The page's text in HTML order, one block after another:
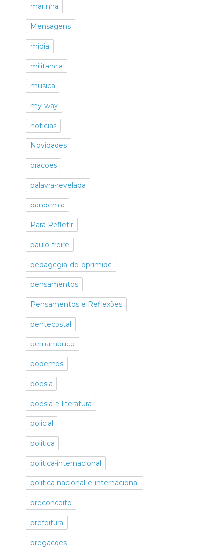
marinha
Mensagens
midia
militancia
musica
my-way
noticias
Novidades
oracoes
palavra-revelada
pandemia
Para Refletir
paulo-freire
pedagogia-do-oprimido
pensamentos
Pensamentos e Reflexões
pentecostal
pernambuco
podemos
poesia
poesia-e-literatura
policial
politica
politica-internacional
politica-nacional-e-internacional
preconceito
prefeitura
pregacoes